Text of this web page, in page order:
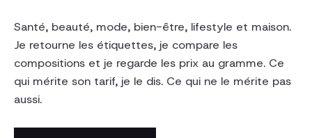
Santé, beauté, mode, bien-être, lifestyle et maison.
Je retourne les étiquettes, je compare les
compositions et je regarde les prix au gramme. Ce
qui mérite son tarif, je le dis. Ce qui ne le mérite pas
aussi.